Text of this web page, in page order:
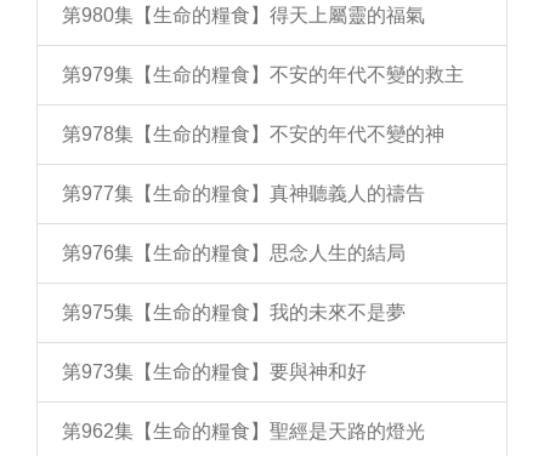
第980集【生命的糧食】得天上屬靈的福氣
第979集【生命的糧食】不安的年代不變的救主
第978集【生命的糧食】不安的年代不變的神
第977集【生命的糧食】真神聽義人的禱告
第976集【生命的糧食】思念人生的結局
第975集【生命的糧食】我的未來不是夢
第973集【生命的糧食】要與神和好
第962集【生命的糧食】聖經是天路的燈光